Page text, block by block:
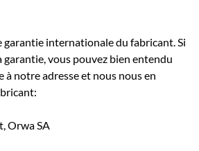
garantie internationale du fabricant. Si
garantie, vous pouvez bien entendu
à notre adresse et nous nous en
Orwa SA